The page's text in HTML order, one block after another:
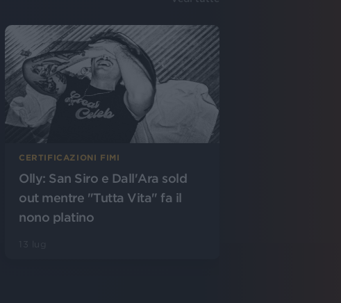
CERTIFICAZIONI FIMI
Olly: San Siro e Dall'Ara sold
out mentre "Tutta Vita" fa il
nono platino